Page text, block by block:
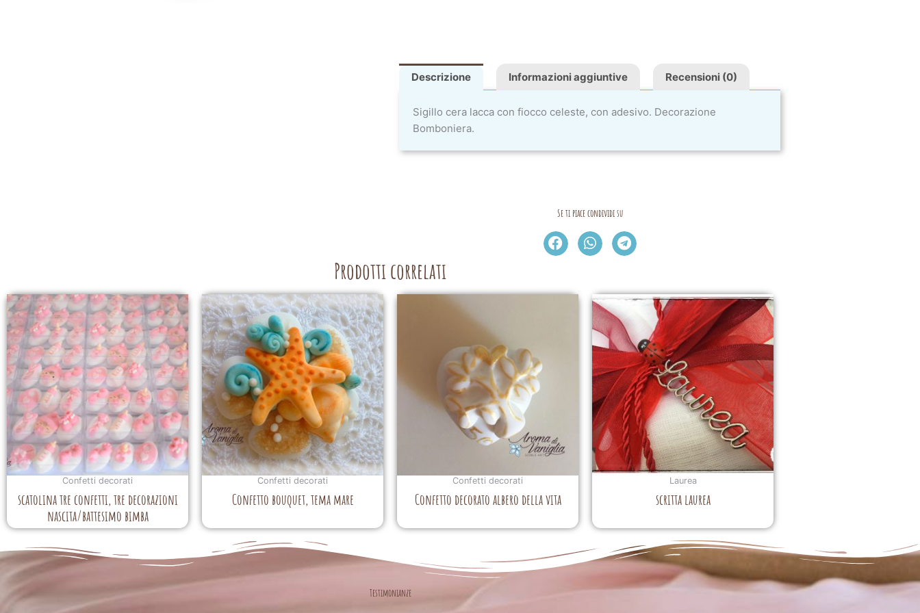
Descrizione Informazioni aggiuntive Recensioni (0)
Sigillo cera lacca con fiocco celeste, con adesivo. Decorazione
Bomboniera.
Se ti piace condividi su
Prodotti correlati
Confetti decorati
scatolina tre confetti, tre decorazioni
nascita/battesimo bimba
Confetti decorati
Confetto bouquet, tema mare
Confetti decorati
Confetto decorato albero della vita
Laurea
scritta laurea
Testimonianze